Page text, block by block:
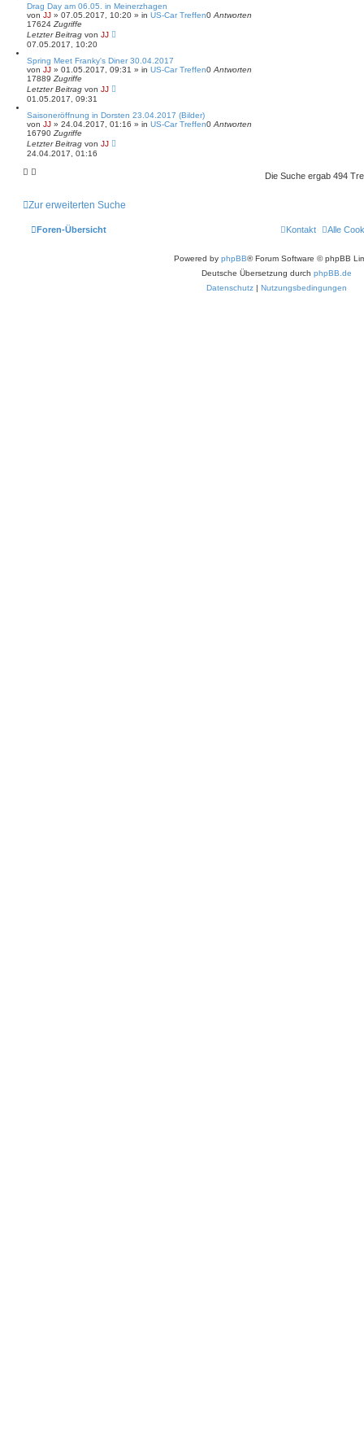
Drag Day am 06.05. in Meinerzhagen
von JJ » 07.05.2017, 10:20 » in US-Car Treffen0 Antworten
17624 Zugriffe
Letzter Beitrag von JJ
07.05.2017, 10:20
Spring Meet Franky's Diner 30.04.2017
von JJ » 01.05.2017, 09:31 » in US-Car Treffen0 Antworten
17889 Zugriffe
Letzter Beitrag von JJ
01.05.2017, 09:31
Saisoneröffnung in Dorsten 23.04.2017 (Bilder)
von JJ » 24.04.2017, 01:16 » in US-Car Treffen0 Antworten
16790 Zugriffe
Letzter Beitrag von JJ
24.04.2017, 01:16
Die Suche ergab 494
Zur erweiterten Suche
Foren-Übersicht Alle
Kontakt
Powered by phpBB® Forum Software © phpBB
Deutsche Übersetzung durch phpBB.de
Datenschutz | Nutzungsbedingungen